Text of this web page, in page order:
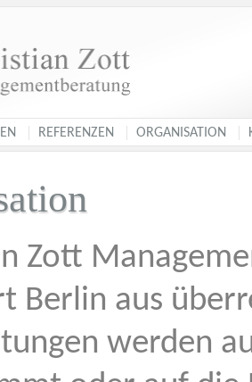
REFERENZEN ORGANISATION
Zott
Berlin aus
werden